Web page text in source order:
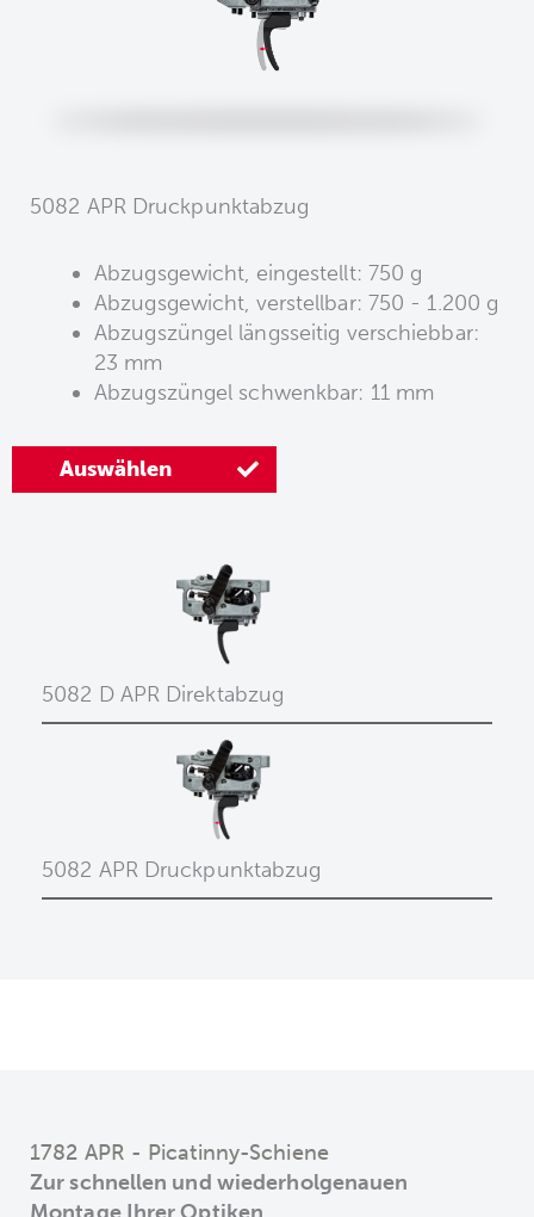
5082 APR Druckpunktabzug
Abzugsgewicht, eingestellt: 750 g
Abzugsgewicht, verstellbar: 750 - 1.200 g
Abzugszüngel längsseitig verschiebbar:
23 mm
Abzugszüngel schwenkbar: 11 mm
Auswählen
5082 D APR Direktabzug
5082 APR Druckpunktabzug
1782 APR - Picatinny-Schiene
Zur schnellen und wiederholgenauen
Montage Ihrer Optiken